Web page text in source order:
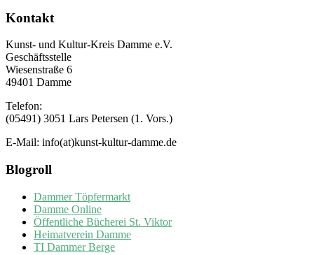
Kontakt
Kunst- und Kultur-Kreis Damme e.V.
Geschäftsstelle
Wiesenstraße 6
49401 Damme
Telefon:
(05491) 3051 Lars Petersen (1. Vors.)
E-Mail: info(at)kunst-kultur-damme.de
Blogroll
Dammer Töpfermarkt
Damme Online
Öffentliche Bücherei St. Viktor
Heimatverein Damme
TI Dammer Berge